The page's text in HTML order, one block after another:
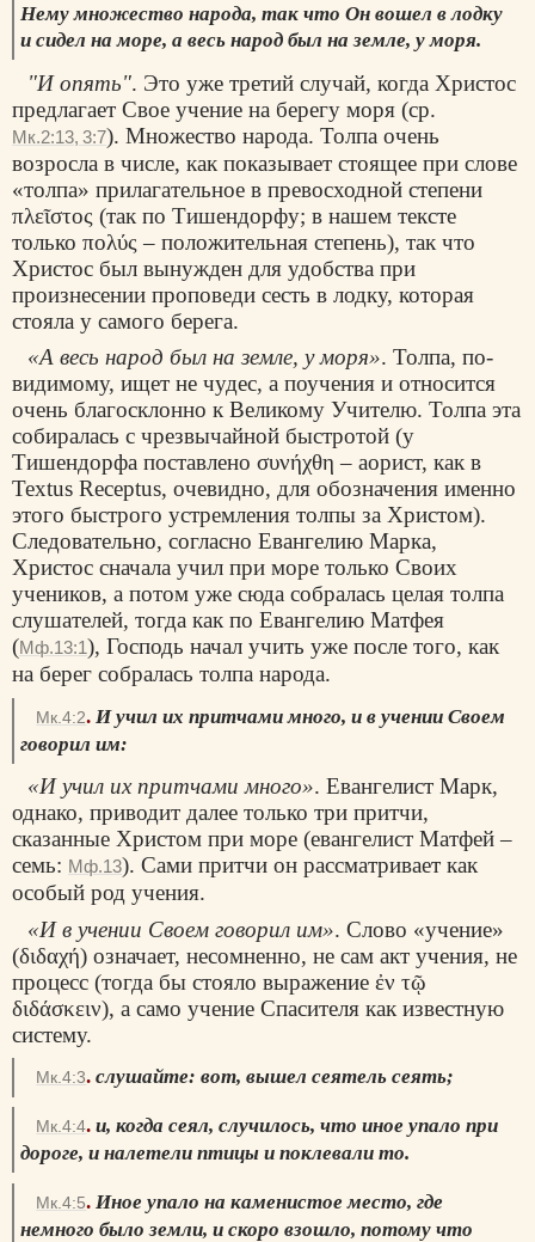
Нему множество народа, так что Он вошел в лодку
и сидел на море, а весь народ был на земле, у моря.
"И опять". Это уже третий случай, когда Христос
предлагает Свое учение на берегу моря (ср.
Мк.2:13, 3:7). Множество народа. Толпа очень
возросла в числе, как показывает стоящее при слове
«толпа» прилагательное в превосходной степени
πλεῖστος (так по Тишендорфу; в нашем тексте
только πολύς – положительная степень), так что
Христос был вынужден для удобства при
произнесении проповеди сесть в лодку, которая
стояла у самого берега.
«А весь народ был на земле, у моря». Толпа, по-
видимому, ищет не чудес, а поучения и относится
очень благосклонно к Великому Учителю. Толпа эта
собиралась с чрезвычайной быстротой (у
Тишендорфа поставлено συνήχθη – аорист, как в
Textus Receptus, очевидно, для обозначения именно
этого быстрого устремления толпы за Христом).
Следовательно, согласно Евангелию Марка,
Христос сначала учил при море только Своих
учеников, а потом уже сюда собралась целая толпа
слушателей, тогда как по Евангелию Матфея
(Мф.13:1), Господь начал учить уже после того, как
на берег собралась толпа народа.
Мк.4:2. И учил их притчами много, и в учении Своем
говорил им:
«И учил их притчами много». Евангелист Марк,
однако, приводит далее только три притчи,
сказанные Христом при море (евангелист Матфей –
семь: Мф.13). Сами притчи он рассматривает как
особый род учения.
«И в учении Своем говорил им». Слово «учение»
(διδαχή) означает, несомненно, не сам акт учения, не
процесс (тогда бы стояло выражение ἐν τῷ
διδάσκειν), а само учение Спасителя как известную
систему.
Мк.4:3. слушайте: вот, вышел сеятель сеять;
Мк.4:4. и, когда сеял, случилось, что иное упало при
дороге, и налетели птицы и поклевали то.
Мк.4:5. Иное упало на каменистое место, где
немного было земли, и скоро взошло, потому что